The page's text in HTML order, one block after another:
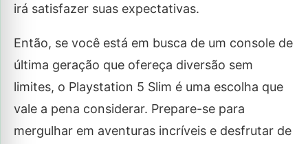
irá satisfazer suas expectativas.
Então, se você está em busca de um console de
última geração que ofereça diversão sem
limites, o Playstation 5 Slim é uma escolha que
vale a pena considerar. Prepare-se para
mergulhar em aventuras incríveis e desfrutar de